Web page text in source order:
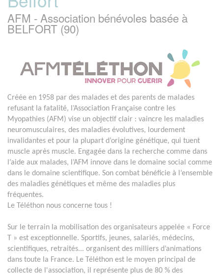
AFM - Association bénévoles basée à
BELFORT (90)
Créée en 1958 par des malades et des parents de malades
refusant la fatalité, l’Association Française contre les
Myopathies (AFM) vise un objectif clair : vaincre les maladies
neuromusculaires, des maladies évolutives, lourdement
invalidantes et pour la plupart d’origine génétique, qui tuent
muscle après muscle. Engagée dans la recherche comme dans
l’aide aux malades, l’AFM innove dans le domaine social comme
dans le domaine scientifique. Son combat bénéficie à l’ensemble
des maladies génétiques et même des maladies plus
fréquentes.
Le Téléthon nous concerne tous !
Sur le terrain la mobilisation des organisateurs appelée « Force
T » est exceptionnelle. Sportifs, jeunes, salariés, médecins,
scientifiques, retraités... organisent des milliers d’animations
dans toute la France. Le Téléthon est le moyen principal de
collecte de l'association, il représente plus de 80 % des